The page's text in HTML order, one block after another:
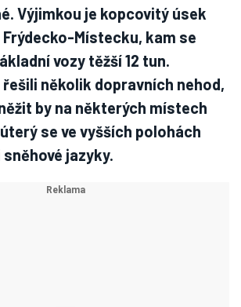
Výjimkou je kopcovitý úsek
Místecku, kam se
vozy těžší 12 tun.
několik dopravních nehod,
by na některých místech
se ve vyšších polohách
jazyky.